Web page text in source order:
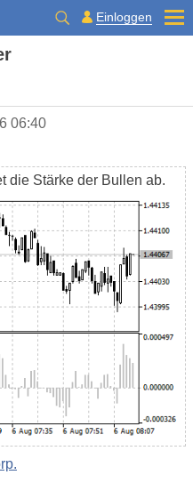
Einloggen
06:40
die Stärke der Bullen ab.